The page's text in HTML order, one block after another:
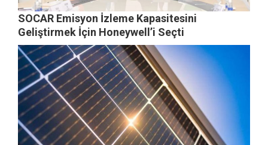
SOCAR Emisyon İzleme Kapasitesini
Geliştirmek İçin Honeywell’i Seçti